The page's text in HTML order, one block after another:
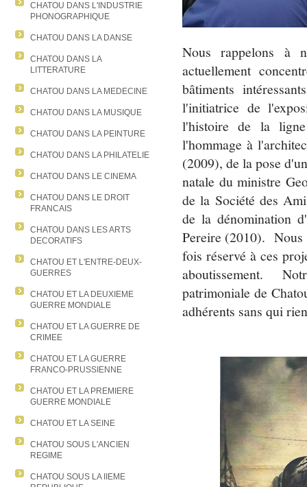
CHATOU DANS L'INDUSTRIE
PHONOGRAPHIQUE
CHATOU DANS LA DANSE
CHATOU DANS LA
LITTERATURE
CHATOU DANS LA MEDECINE
CHATOU DANS LA MUSIQUE
CHATOU DANS LA PEINTURE
CHATOU DANS LA PHILATELIE
CHATOU DANS LE CINEMA
CHATOU DANS LE DROIT
FRANCAIS
CHATOU DANS LES ARTS
DECORATIFS
CHATOU ET L'ENTRE-DEUX-
GUERRES
CHATOU ET LA DEUXIEME
GUERRE MONDIALE
CHATOU ET LA GUERRE DE
CRIMEE
CHATOU ET LA GUERRE
FRANCO-PRUSSIENNE
CHATOU ET LA PREMIERE
GUERRE MONDIALE
CHATOU ET LA SEINE
CHATOU SOUS L'ANCIEN
REGIME
CHATOU SOUS LA IIEME
Nous rappelons à
actuellement
bâtiments
l'initiatrice de
l'histoire de la ligne
l'hommage à
(2009), de la pose
natale du ministre
de la Société des
de la dénomination
Pereire (2010). Nous
fois réservé à ces
aboutissement.
patrimoniale de
adhérents sans qui